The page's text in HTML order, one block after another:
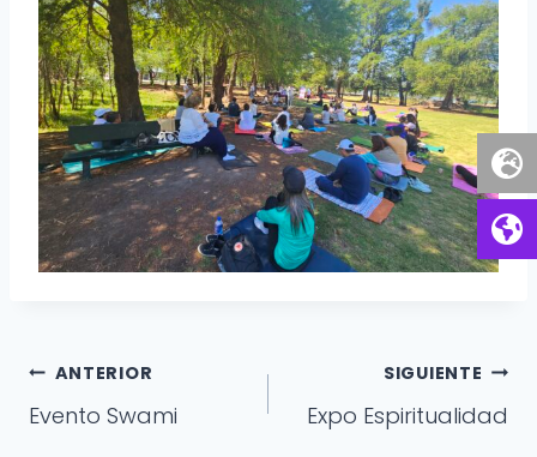
Navegación
de
ANTERIOR
Evento Swami
SIGUIENTE
Expo Espiritualidad